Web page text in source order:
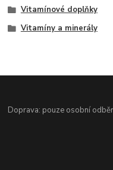
Vitamínové doplňky
Vitamíny a minerály
Doprava: pouze osobní